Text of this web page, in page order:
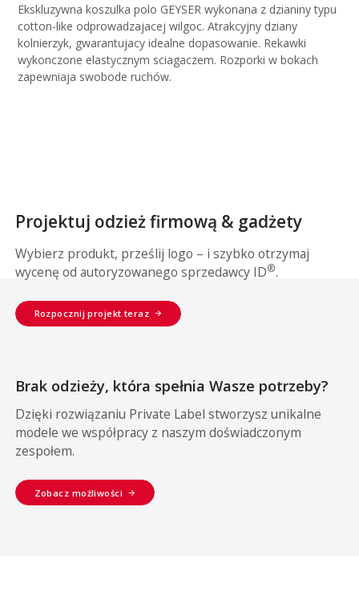
Ekskluzywna koszulka polo GEYSER wykonana z dzianiny typu
cotton-like odprowadzajacej wilgoc. Atrakcyjny dziany
kolnierzyk, gwarantujacy idealne dopasowanie. Rekawki
wykonczone elastycznym sciagaczem. Rozporki w bokach
zapewniaja swobode ruchów.
Projektuj odzież firmową & gadżety
Wybierz produkt, prześlij logo – i szybko otrzymaj
wycenę od autoryzowanego sprzedawcy ID®.
Rozpocznij projekt teraz
Brak odzieży, która spełnia Wasze potrzeby?
Dzięki rozwiązaniu Private Label stworzysz unikalne
modele we współpracy z naszym doświadczonym
zespołem.
Zobacz możliwości